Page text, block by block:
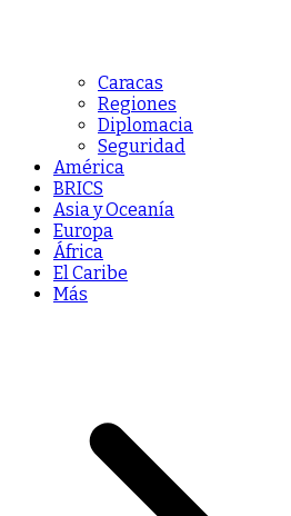
Caracas
Regiones
Diplomacia
Seguridad
América
BRICS
Asia y Oceanía
Europa
África
El Caribe
Más